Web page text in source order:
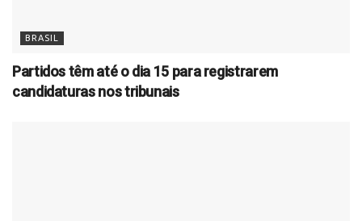
BRASIL
Partidos têm até o dia 15 para registrarem
candidaturas nos tribunais